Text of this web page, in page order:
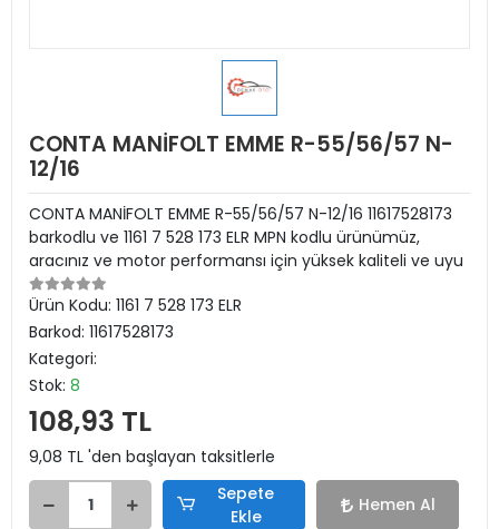
CONTA MANİFOLT EMME R-55/56/57 N-
12/16
CONTA MANİFOLT EMME R-55/56/57 N-12/16 11617528173
barkodlu ve 1161 7 528 173 ELR MPN kodlu ürünümüz,
aracınız ve motor performansı için yüksek kaliteli ve uyu
Ürün Kodu: 1161 7 528 173 ELR
Barkod: 11617528173
Kategori:
Stok: 8
108,93 TL
9,08 TL 'den başlayan taksitlerle
Sepete
Ekle
Hemen Al